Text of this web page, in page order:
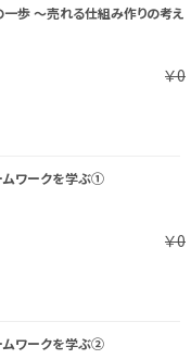
一歩 ～売れる仕組み作りの考え
￥0
ムワークを学ぶ①
￥0
ムワークを学ぶ②